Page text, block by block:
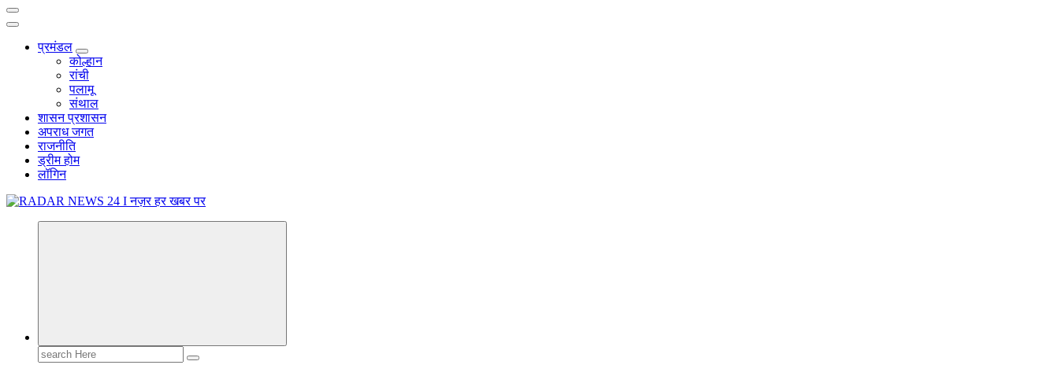
प्रमंडल
कोल्हान
रांची
पलामू
संथाल
शासन प्रशासन
अपराध जगत
राजनीति
ड्रीम होम
लॉगिन
Search
for: